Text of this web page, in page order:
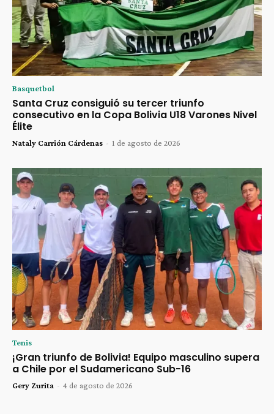
Basquetbol
Santa Cruz consiguió su tercer triunfo
consecutivo en la Copa Bolivia U18 Varones Nivel
Élite
Nataly Carrión Cárdenas - 1 de agosto de 2026
Tenis
¡Gran triunfo de Bolivia! Equipo masculino supera
a Chile por el Sudamericano Sub-16
Gery Zurita - 4 de agosto de 2026